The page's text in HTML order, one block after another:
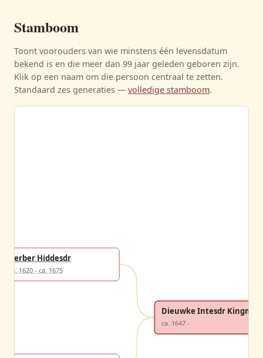
Stamboom
Toont voorouders van wie minstens één levensdatum
bekend is en die meer dan 99 jaar geleden geboren zijn.
Klik op een naam om die persoon centraal te zetten.
Standaard zes generaties — volledige stamboom.
Berber Hiddesdr
ca. 1620 - ca. 1675
Dieuwke Intesdr Kingma
ca. 1647 -